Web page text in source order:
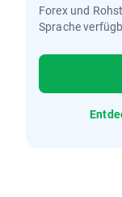
Forex und
Sprache